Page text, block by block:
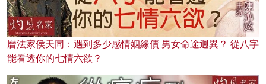
曆法家侯天同：遇到多少感情姻緣債 男女命途迥異？ 從八字
能看透你的七情六欲？